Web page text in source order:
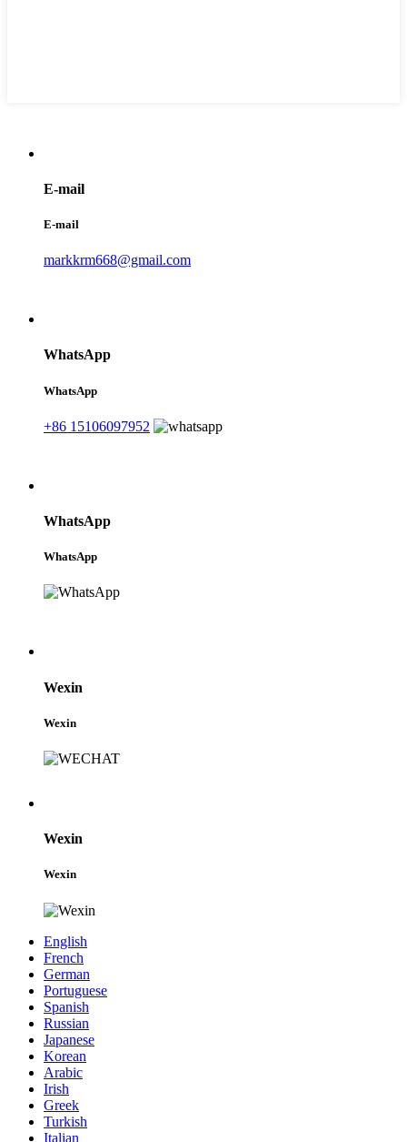
E-mail
E-mail
markkrm668@gmail.com
WhatsApp
WhatsApp
+86 15106097952
WhatsApp
WhatsApp
Wexin
Wexin
Wexin
Wexin
English
French
German
Portuguese
Spanish
Russian
Japanese
Korean
Arabic
Irish
Greek
Turkish
Italian